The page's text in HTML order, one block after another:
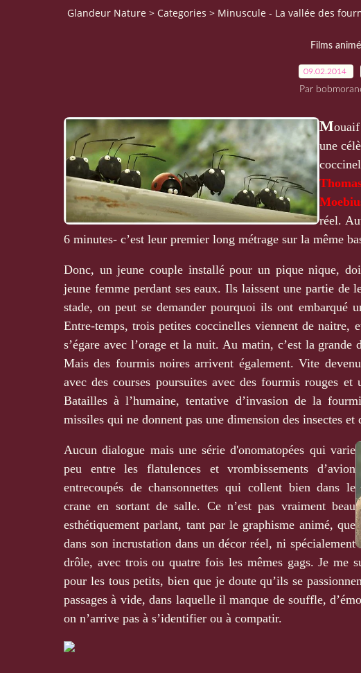
Glandeur Nature > Categories > Minuscule - La vallée des
Films
09.02.2014
Par
M
une
réel.
6 minutes- c’est leur premier long métrage sur la même
Donc, un jeune couple installé pour un pique nique,
jeune femme perdant ses eaux. Ils laissent une partie de
stade, on peut se demander pourquoi ils ont embarqué
Entre-temps, trois petites coccinelles viennent de naitre,
s’égare avec l’orage et la nuit. Au matin, c’est la
Mais des fourmis noires arrivent également. Vite
avec des courses poursuites avec des fourmis rouges et
Batailles à l’humaine, tentative d’invasion de la
missiles qui ne donnent pas une dimension des insectes et
Aucun dialogue mais une série d'onomatopées qui varie
peu entre les flatulences et vrombissements d’avion
entrecoupés de chansonnettes qui collent bien dans le
crane en sortant de salle. Ce n’est pas vraiment beau
esthétiquement parlant, tant par le graphisme animé, que
dans son incrustation dans un décor réel, ni spécialement
drôle, avec trois ou quatre fois les mêmes gags. Je me
pour les tous petits, bien que je doute qu’ils se
passages à vide, dans laquelle il manque de souffle,
on n’arrive pas à s’identifier ou à compatir.